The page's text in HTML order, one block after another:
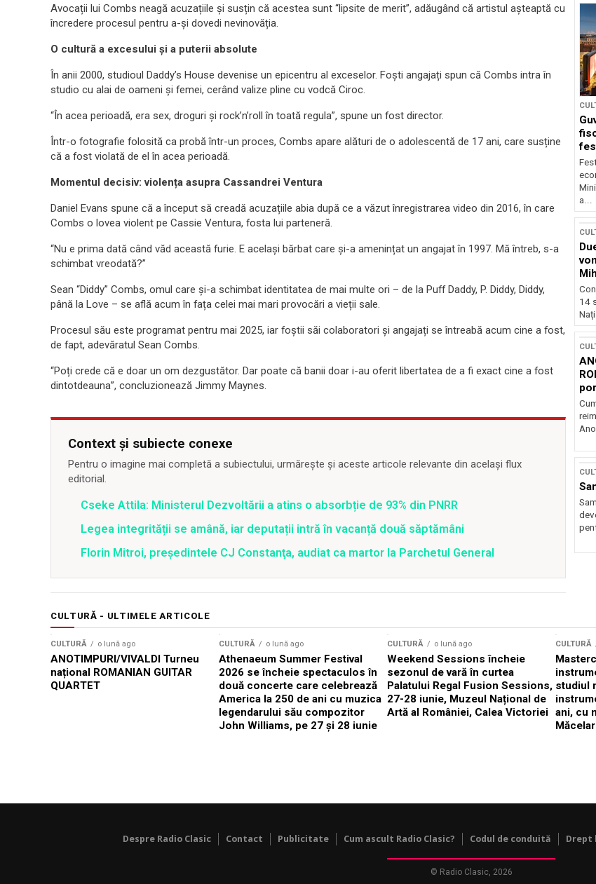
Avocații lui Combs neagă acuzațiile și susțin că acestea sunt “lipsite de merit”, adăugând că artistul așteaptă cu
încredere procesul pentru a-și dovedi nevinovăția.
O cultură a excesului și a puterii absolute
În anii 2000, studioul Daddy’s House devenise un epicentru al exceselor. Foști angajați spun că Combs intra în
studio cu alai de oameni și femei, cerând valize pline cu vodcă Ciroc.
“În acea perioadă, era sex, droguri și rock’n’roll în toată regula”, spune un fost director.
Într-o fotografie folosită ca probă într-un proces, Combs apare alături de o adolescentă de 17 ani, care susține
că a fost violată de el în acea perioadă.
Momentul decisiv: violența asupra Cassandrei Ventura
Daniel Evans spune că a început să creadă acuzațiile abia după ce a văzut înregistrarea video din 2016, în care
Combs o lovea violent pe Cassie Ventura, fosta lui parteneră.
“Nu e prima dată când văd această furie. E același bărbat care și-a amenințat un angajat în 1997. Mă întreb, s-a
schimbat vreodată?”
Sean “Diddy” Combs, omul care și-a schimbat identitatea de mai multe ori – de la Puff Daddy, P. Diddy, Diddy,
până la Love – se află acum în fața celei mai mari provocări a vieții sale.
Procesul său este programat pentru mai 2025, iar foștii săi colaboratori și angajați se întreabă acum cine a fost,
de fapt, adevăratul Sean Combs.
“Poți crede că e doar un om dezgustător. Dar poate că banii doar i-au oferit libertatea de a fi exact cine a fost
dintotdeauna”, concluzionează Jimmy Maynes.
Context și subiecte conexe
Pentru o imagine mai completă a subiectului, urmărește și aceste articole relevante din același flux
editorial.
Cseke Attila: Ministerul Dezvoltării a atins o absorbție de 93% din PNRR
Legea integrității se amână, iar deputații intră în vacanță două săptămâni
Florin Mitroi, preşedintele CJ Constanţa, audiat ca martor la Parchetul General
a...
14
CULTURĂ - ULTIMELE ARTICOLE
CULTURĂ o lună ago
ANOTIMPURI/VIVALDI Turneu
național ROMANIAN GUITAR
QUARTET
CULTURĂ o lună ago
Athenaeum Summer Festival
2026 se încheie spectaculos în
două concerte care celebrează
America la 250 de ani cu muzica
legendarului său compozitor
John Williams, pe 27 și 28 iunie
CULTURĂ o lună ago
Weekend Sessions încheie
sezonul de vară în curtea
Palatului Regal Fusion Sessions,
27-28 iunie, Muzeul Național de
Artă al României, Calea Victoriei
CULTURĂ
studiul
ani, cu
Despre Radio Clasic Contact Publicitate Cum ascult Radio Clasic? Codul de conduită Drept
© Radio Clasic, 2026